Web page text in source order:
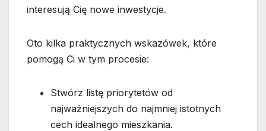
interesują Cię nowe inwestycje.
Oto kilka praktycznych wskazówek, które
pomogą Ci w tym procesie:
Stwórz listę priorytetów od
najważniejszych do najmniej istotnych
cech idealnego mieszkania.